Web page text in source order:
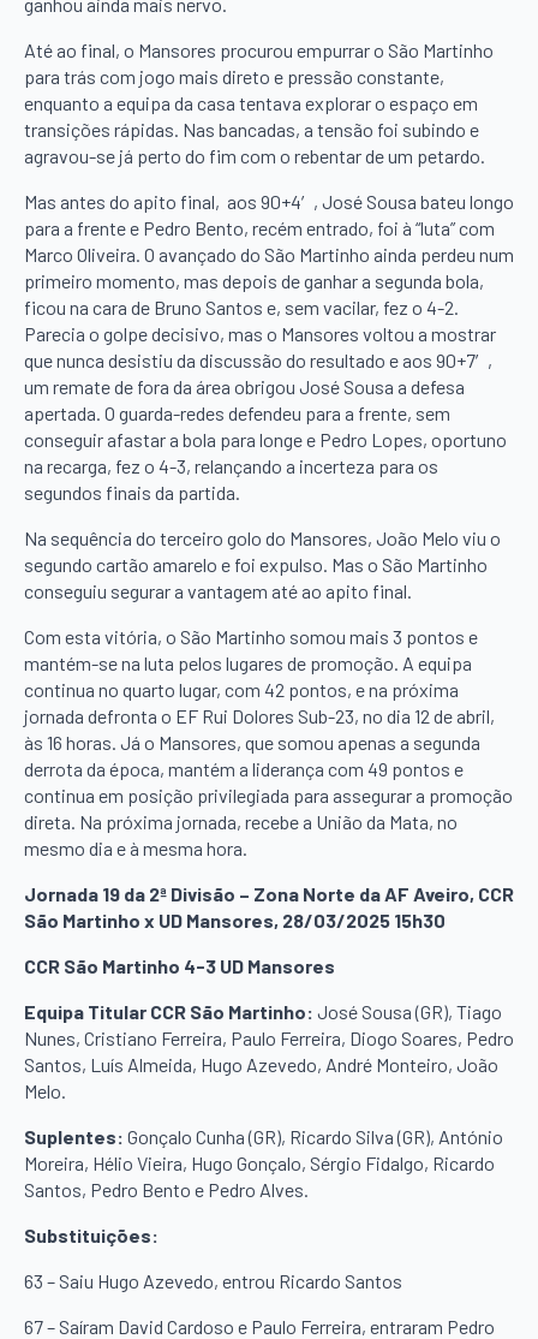
Até ao final, o Mansores procurou empurrar o São Martinho
para trás com jogo mais direto e pressão constante,
enquanto a equipa da casa tentava explorar o espaço em
transições rápidas. Nas bancadas, a tensão foi subindo e
agravou-se já perto do fim com o rebentar de um petardo.
Mas antes do apito final, aos 90+4′, José Sousa bateu longo
para a frente e Pedro Bento, recém entrado, foi à “luta” com
Marco Oliveira. O avançado do São Martinho ainda perdeu num
primeiro momento, mas depois de ganhar a segunda bola,
ficou na cara de Bruno Santos e, sem vacilar, fez o 4-2.
Parecia o golpe decisivo, mas o Mansores voltou a mostrar
que nunca desistiu da discussão do resultado e aos 90+7′,
um remate de fora da área obrigou José Sousa a defesa
apertada. O guarda-redes defendeu para a frente, sem
conseguir afastar a bola para longe e Pedro Lopes, oportuno
na recarga, fez o 4-3, relançando a incerteza para os
segundos finais da partida.
Na sequência do terceiro golo do Mansores, João Melo viu o
segundo cartão amarelo e foi expulso. Mas o São Martinho
conseguiu segurar a vantagem até ao apito final.
Com esta vitória, o São Martinho somou mais 3 pontos e
mantém-se na luta pelos lugares de promoção. A equipa
continua no quarto lugar, com 42 pontos, e na próxima
jornada defronta o EF Rui Dolores Sub-23, no dia 12 de abril,
às 16 horas. Já o Mansores, que somou apenas a segunda
derrota da época, mantém a liderança com 49 pontos e
continua em posição privilegiada para assegurar a promoção
direta. Na próxima jornada, recebe a União da Mata, no
mesmo dia e à mesma hora.
Jornada 19 da 2ª Divisão – Zona Norte da AF Aveiro, CCR
São Martinho x UD Mansores, 28/03/2025 15h30
CCR São Martinho 4-3 UD Mansores
Equipa Titular CCR São Martinho: José Sousa (GR), Tiago
Nunes, Cristiano Ferreira, Paulo Ferreira, Diogo Soares, Pedro
Santos, Luís Almeida, Hugo Azevedo, André Monteiro, João
Melo.
Suplentes: Gonçalo Cunha (GR), Ricardo Silva (GR), António
Moreira, Hélio Vieira, Hugo Gonçalo, Sérgio Fidalgo, Ricardo
Santos, Pedro Bento e Pedro Alves.
Substituições:
63 – Saiu Hugo Azevedo, entrou Ricardo Santos
67 – Saíram David Cardoso e Paulo Ferreira, entraram Pedro